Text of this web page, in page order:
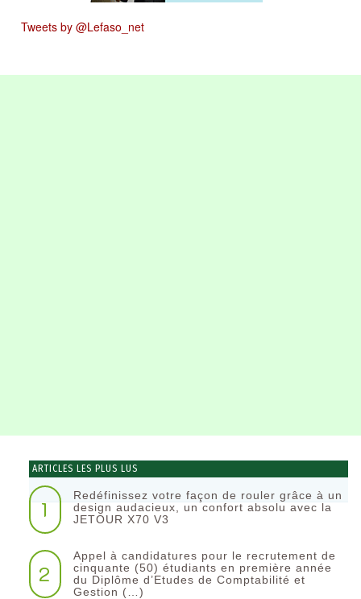
Tweets by @Lefaso_net
ARTICLES LES PLUS LUS
1
Redéfinissez votre façon de rouler grâce à un
design audacieux, un confort absolu avec la
JETOUR X70 V3
2
Appel à candidatures pour le recrutement de
cinquante (50) étudiants en première année
du Diplôme d’Etudes de Comptabilité et
Gestion (…)